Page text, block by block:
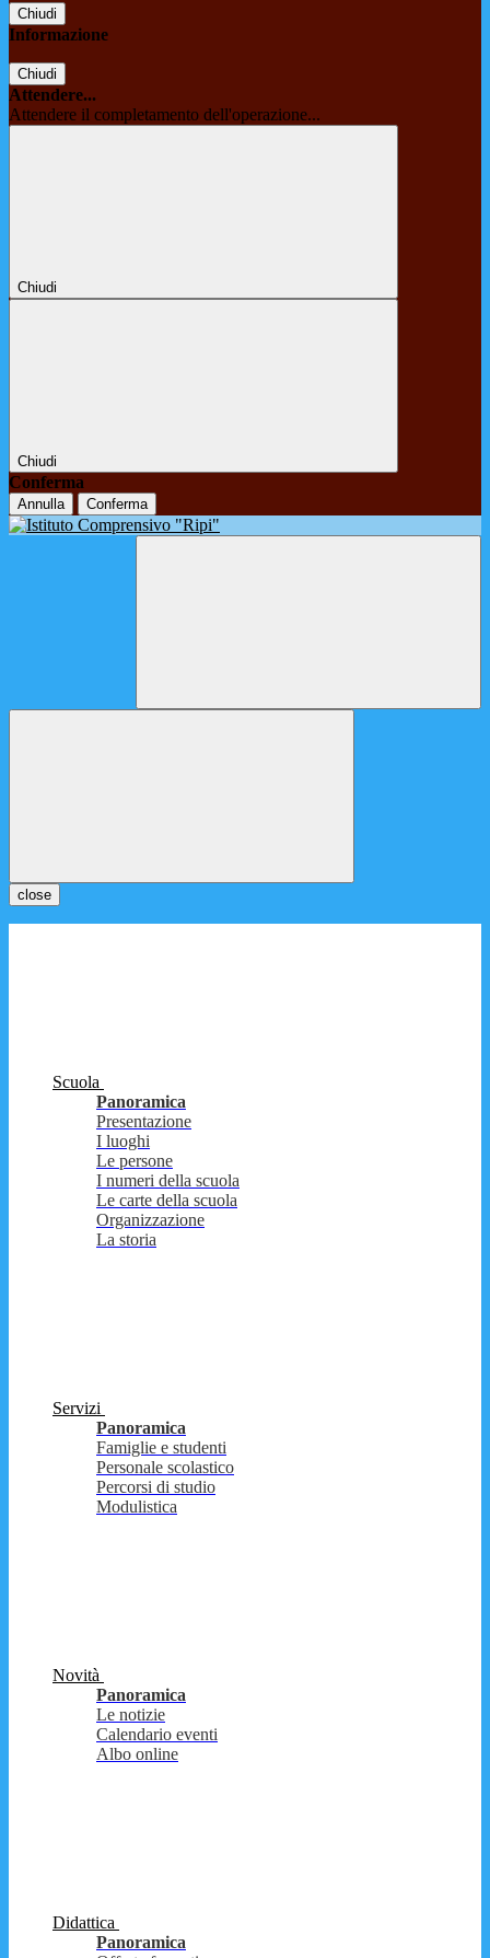
Chiudi
Informazione
Chiudi
Attendere...
Attendere il completamento dell'operazione...
Chiudi
Chiudi
Conferma
Annulla Conferma
close
Scuola
Panoramica
Presentazione
I luoghi
Le persone
I numeri della scuola
Le carte della scuola
Organizzazione
La storia
Servizi
Panoramica
Famiglie e studenti
Personale scolastico
Percorsi di studio
Modulistica
Novità
Panoramica
Le notizie
Calendario eventi
Albo online
Didattica
Panoramica